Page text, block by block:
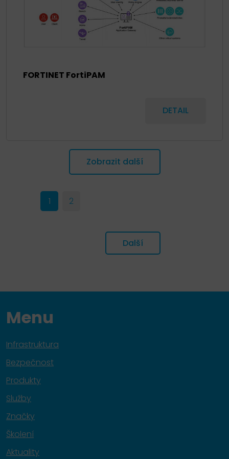
FORTINET FortiPAM
DETAIL
Zobrazit další
1 2
Další
Menu
Infrastruktura
Bezpečnost
Produkty
Služby
Značky
Školení
Aktuality